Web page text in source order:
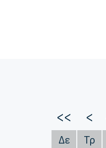
<< <
Δε Τρ